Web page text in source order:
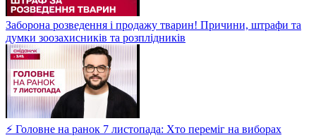
Заборона розведення і продажу тварин! Причини, штрафи та
думки зоозахисників та розплідників
⚡ Головне на ранок 7 листопада: Хто переміг на виборах